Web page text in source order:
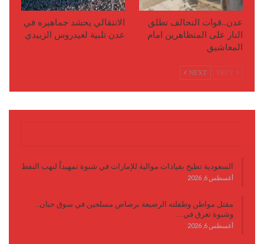
عدن..قوات التحالف تطلق
النار على المتظاهرين امام
المعاشيق
الانتقالي يحشد جماهيره في
عدن تلبية لعيدروس الزبيدي
NEXT
السعودية تطيح بقيادات موالية للإمارات في شبوة تمهيداً لنهب النفط
أغسطس 6, 2026
مقتل مواطن وطفلته الرضيعة برصاص مسلحين في سوق حبان..
وشبوة تغرق في…
أغسطس 6, 2026